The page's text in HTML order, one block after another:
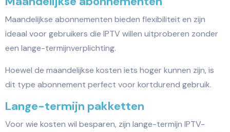
Maandelijkse abonnementen bieden flexibiliteit en zijn
ideaal voor gebruikers die IPTV willen uitproberen zonder
een lange-termijnverplichting.
Hoewel de maandelijkse kosten iets hoger kunnen zijn, is
dit type abonnement perfect voor kortdurend gebruik.
Lange-termijn pakketten
Voor wie kosten wil besparen, zijn lange-termijn IPTV-